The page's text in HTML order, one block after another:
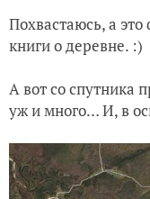
Похвастаюсь, а
книги о деревне. :)
А вот со спутника
уж и много… И, в